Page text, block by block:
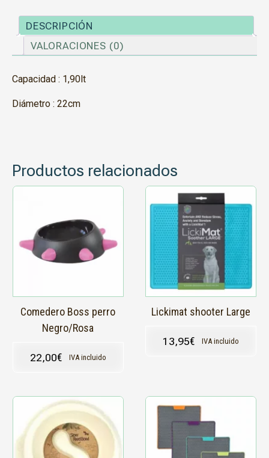
DESCRIPCIÓN
VALORACIONES (0)
Capacidad : 1,90lt
Diámetro : 22cm
Productos relacionados
Comedero Boss perro
Negro/Rosa
22,00€ IVA incluido
Lickimat shooter Large
13,95€ IVA incluido
Este
producto
tiene
múltiples
variantes.
Las
opciones
se
pueden
elegir
en
página
Este
producto
variantes.